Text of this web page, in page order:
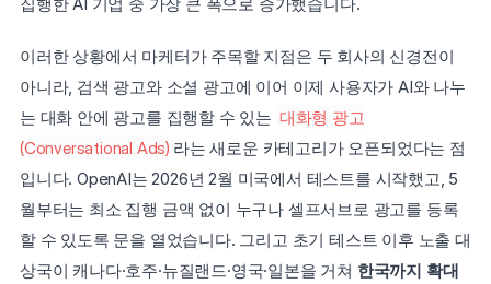
이러한 상황에서 마케터가 주목할 지점은 두 회사의 신경전이
아니라, 검색 광고와 소셜 광고에 이어 이제 사용자가 AI와 나누
는 대화 안에 광고를 집행할 수 있는 대화형 광고
(Conversational Ads) 라는 새로운 카테고리가 오픈되었다는 점
입니다. OpenAI는 2026년 2월 미국에서 테스트를 시작했고, 5
월부터는 최소 집행 금액 없이 누구나 셀프서브로 광고를 등록
할 수 있도록 문을 열었습니다. 그리고 초기 테스트 이후 노출 대
상국이 캐나다·호주·뉴질랜드·영국·일본을 거쳐 한국까지 확대